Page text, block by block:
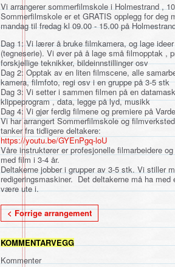
Vi arrangerer sommerfilmskole i Holmestrand ,
Sommerfilmskole er et GRATIS opplegg for deg
mandag til fredag kl 09.00 - 15.00 på
Dag 1: Vi lærer å bruke filmkamera, og lage
(tegneserie). Vi øver på å lage små filmopptak ,
forskjellige teknikker, bildeinnstillinger osv
Dag 2: Opptak av en liten filmscene, alle
kamera, filmfoto, regi osv i en gruppe på 3-5 stk
Dag 3: Vi setter i sammen filmen på en
klippeprogram , data, legge på lyd, musikk
Dag 4: Vi gjør ferdig filmene og premiere på
Vi har arrangert Sommerfilmskole og
tanker fra tidligere deltakere:
https://youtu.be/GYEnPgq-loU
Våre instruktører er profesjonelle filmarbeidere
med film i 3-4 år.
Deltakerne jobber i grupper av 3-5 stk. Vi stiller
redigeringsmaskiner. Det deltakerne må ha
være ute i.
< Forrige arrangement
KOMMENTARVEGG
Kommenter